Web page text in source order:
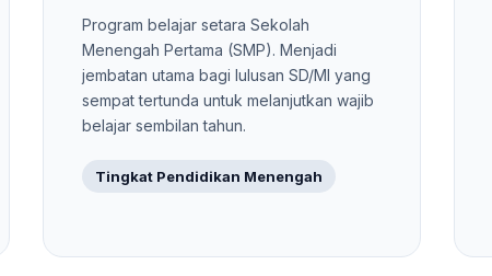
Program belajar setara Sekolah
Menengah Pertama (SMP). Menjadi
jembatan utama bagi lulusan SD/MI yang
sempat tertunda untuk melanjutkan wajib
belajar sembilan tahun.
Tingkat Pendidikan Menengah